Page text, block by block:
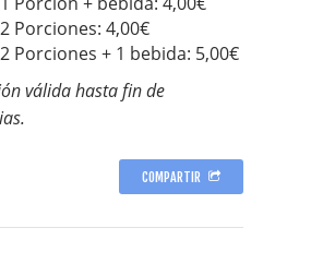
4,00€
+ 1 bebida: 5,00€
válida hasta fin de
COMPARTIR